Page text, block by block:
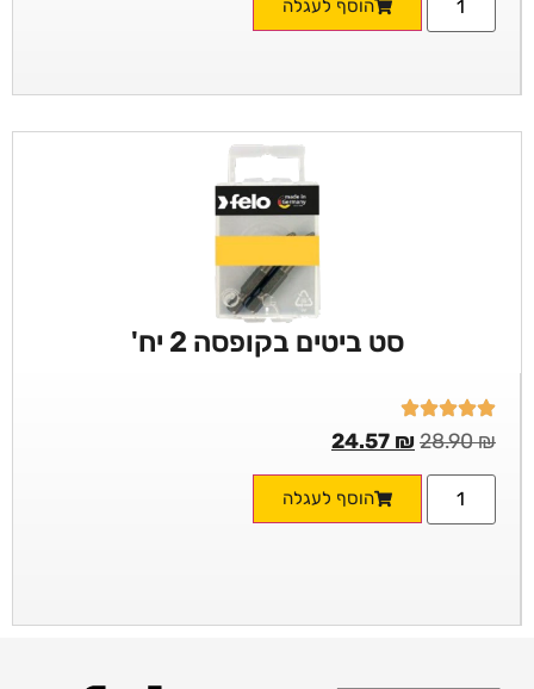
הוסף לעגלה
סט ביטים בקופסה 2 יח'
28.90₪
24.57 ₪
הוסף לעגלה